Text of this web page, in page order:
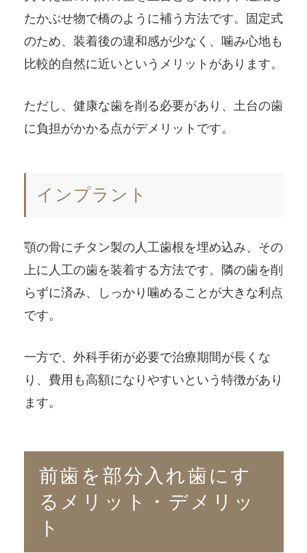
たかぶせ物で橋のように補う方法です。固定式
のため、装着後の違和感が少なく、噛み心地も
比較的自然に近いというメリットがあります。
ただし、健康な歯を削る必要があり、土台の歯
に負担がかかる点がデメリットです。
インプラント
顎の骨にチタン製の人工歯根を埋め込み、その
上に人工の歯を装着する方法です。隣の歯を削
らずに済み、しっかり噛めることが大きな利点
です。
一方で、外科手術が必要で治療期間が長くな
り、費用も高額になりやすいという特徴があり
ます。
前歯を部分入れ歯にす
るメリット・デメリッ
ト